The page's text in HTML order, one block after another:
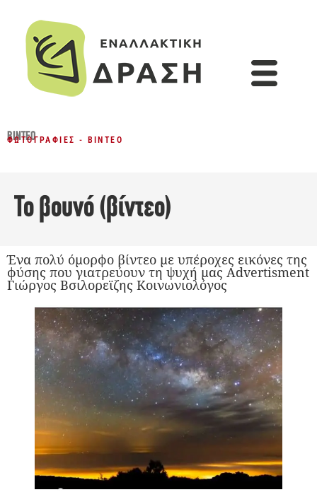
ΒΊΝΤΕΟ
ΦΩΤΟΓΡΑΦΊΕΣ - ΒΊΝΤΕΟ
Το βουνό (βίντεο)
Ένα πολύ όμορφο βίντεο με υπέροχες εικόνες της
φύσης που γιατρεύουν τη ψυχή μας Advertisment
Γιώργος Βσιλορεϊζης Κοινωνιολόγος